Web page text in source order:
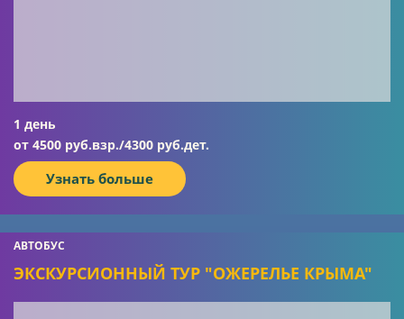
1 день
от 4500 руб.взр./4300 руб.дет.
Узнать больше
АВТОБУС
ЭКСКУРСИОННЫЙ ТУР "ОЖЕРЕЛЬЕ КРЫМА"